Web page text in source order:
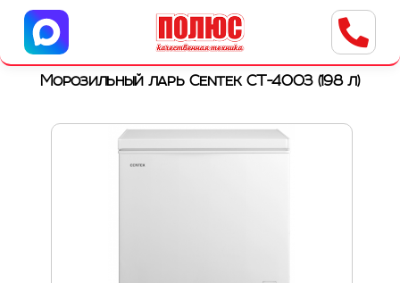
Центр бытовой техники
г. Ульяновск, ул. Пушкарева, 8a
Морозильный ларь Centek CT-4003 (198 л)